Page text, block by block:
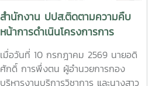
สำนักงาน ปปส.ติดตามความคืบ
หน้าการดำเนินโครงการการ
พัฒนาระบบการผลิตเห็ดขี้ควาย
เพื่อประโยชน์ทางการแพทย์
เมื่อวันที่ 10 กรกฎาคม 2569 นายอดิ
ศักดิ์ การพึ่งตน ผู้อำนวยการกอง
บริหารงานบริการวิชาการ และนางสาว